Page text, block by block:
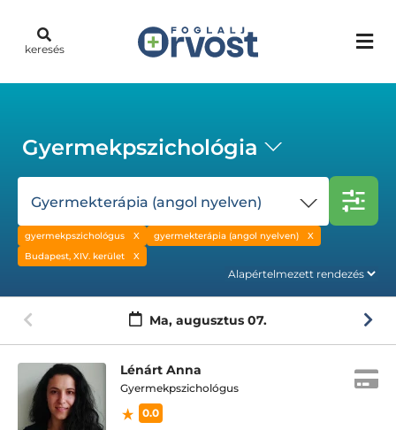
keresés
Gyermekpszichológia
Gyermekterápia (angol nyelven)
gyermekpszichológus
gyermekterápia (angol nyelven)
Budapest, XIV. kerület
Ma, augusztus 07.
Lénárt Anna
Gyermekpszichológus
0.0